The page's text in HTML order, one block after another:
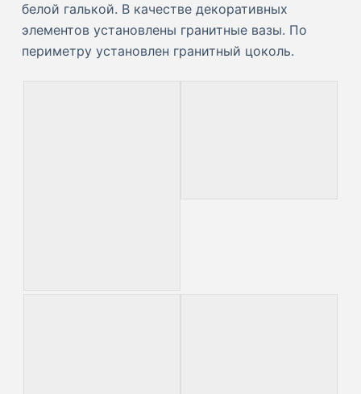
белой галькой. В качестве декоративных
элементов установлены гранитные вазы. По
периметру установлен гранитный цоколь.